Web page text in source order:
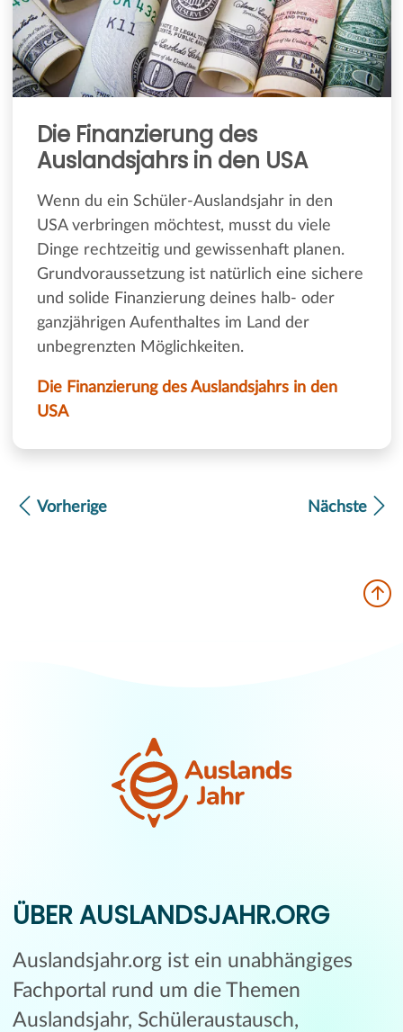
Die Finanzierung des
Auslandsjahrs in den USA
Wenn du ein Schüler-Auslandsjahr in den
USA verbringen möchtest, musst du viele
Dinge rechtzeitig und gewissenhaft planen.
Grundvoraussetzung ist natürlich eine sichere
und solide Finanzierung deines halb- oder
ganzjährigen Aufenthaltes im Land der
unbegrenzten Möglichkeiten.
Die Finanzierung des Auslandsjahrs in den
USA
Vorherige Nächste
ÜBER AUSLANDSJAHR.ORG
Auslandsjahr.org ist ein unabhängiges
Fachportal rund um die Themen
Auslandsjahr, Schüleraustausch,